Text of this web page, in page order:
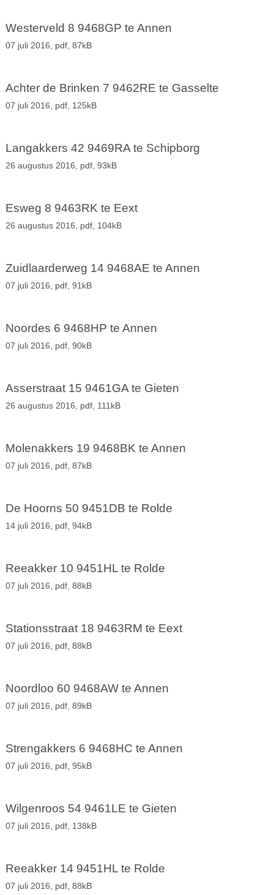
Westerveld 8 9468GP te Annen
07 juli 2016, pdf, 87kB
Achter de Brinken 7 9462RE te Gasselte
07 juli 2016, pdf, 125kB
Langakkers 42 9469RA te Schipborg
26 augustus 2016, pdf, 93kB
Esweg 8 9463RK te Eext
26 augustus 2016, pdf, 104kB
Zuidlaarderweg 14 9468AE te Annen
07 juli 2016, pdf, 91kB
Noordes 6 9468HP te Annen
07 juli 2016, pdf, 90kB
Asserstraat 15 9461GA te Gieten
26 augustus 2016, pdf, 111kB
Molenakkers 19 9468BK te Annen
07 juli 2016, pdf, 87kB
De Hoorns 50 9451DB te Rolde
14 juli 2016, pdf, 94kB
Reeakker 10 9451HL te Rolde
07 juli 2016, pdf, 88kB
Stationsstraat 18 9463RM te Eext
07 juli 2016, pdf, 88kB
Noordloo 60 9468AW te Annen
07 juli 2016, pdf, 89kB
Strengakkers 6 9468HC te Annen
07 juli 2016, pdf, 95kB
Wilgenroos 54 9461LE te Gieten
07 juli 2016, pdf, 138kB
Reeakker 14 9451HL te Rolde
07 juli 2016, pdf, 88kB